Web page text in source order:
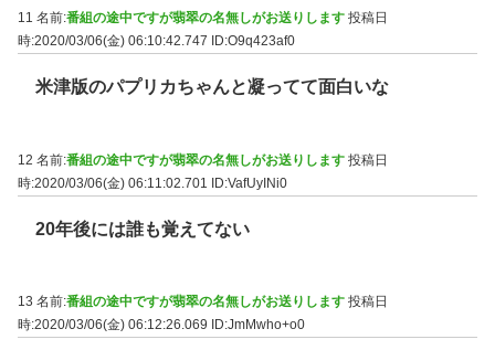
11 名前:番組の途中ですが翡翠の名無しがお送りします 投稿日
時:2020/03/06(金) 06:10:42.747
ID:O9q423af0
米津版のパプリカちゃんと凝ってて面白いな
12 名前:番組の途中ですが翡翠の名無しがお送りします 投稿日
時:2020/03/06(金) 06:11:02.701 ID:VafUyINi0
20年後には誰も覚えてない
13 名前:番組の途中ですが翡翠の名無しがお送りします 投稿日
時:2020/03/06(金) 06:12:26.069
ID:JmMwho+o0